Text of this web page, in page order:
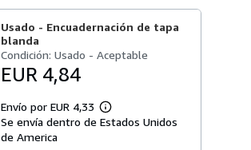
Usado - Encuadernación de tapa
blanda
Condición: Usado - Aceptable
EUR 4,84
Envío por EUR 4,33
Más
información
Se envía dentro de Estados Unidos
de America